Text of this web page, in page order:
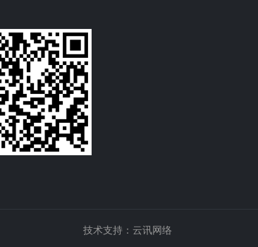
技术支持：云讯网络